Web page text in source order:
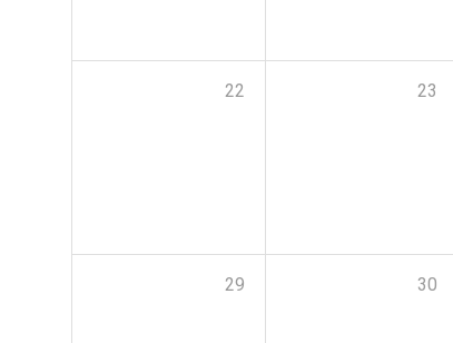
22 23
29 30